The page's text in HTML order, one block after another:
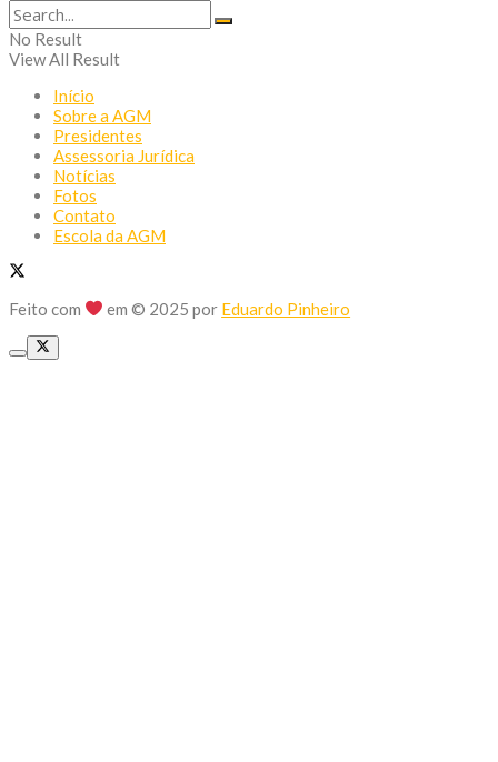
No Result
View All Result
Início
Sobre a AGM
Presidentes
Assessoria Jurídica
Notícias
Fotos
Contato
Escola da AGM
Feito com em © 2025 por Eduardo Pinheiro